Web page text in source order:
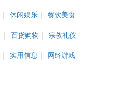
| 休闲娱乐 | 餐饮美食
| 百货购物 | 宗教礼仪
| 实用信息 | 网络游戏